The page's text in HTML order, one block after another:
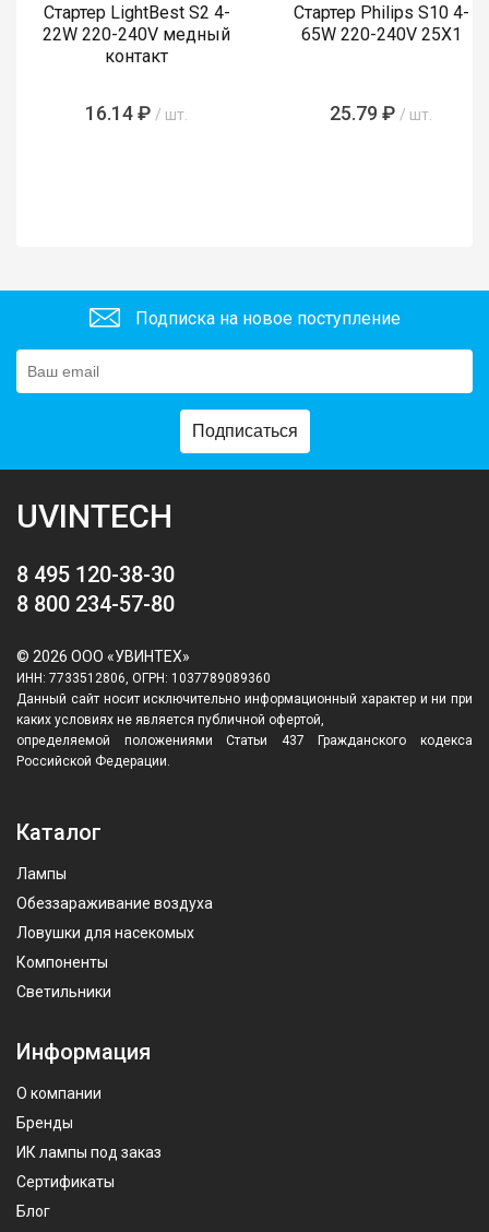
Стартер LightBest S2 4-
22W 220-240V медный
контакт
16.14 ₽ / шт.
Стартер Philips S10 4-
65W 220-240V 25X1
25.79 ₽ / шт.
Подписка на новое поступление
Подписаться
UVINTECH
8 495 120-38-30
8 800 234-57-80
© 2026 ООО «УВИНТЕХ»
ИНН: 7733512806, ОГРН: 1037789089360
Данный сайт носит исключительно информационный характер и ни при
каких условиях не является публичной офертой,
определяемой положениями Статьи 437 Гражданского кодекса
Российской Федерации.
Каталог
Лампы
Обеззараживание воздуха
Ловушки для насекомых
Компоненты
Светильники
Информация
О компании
Бренды
ИК лампы под заказ
Сертификаты
Блог